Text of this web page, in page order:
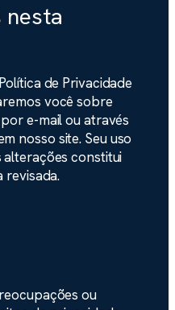
nesta
de Privacidade
você sobre
e-mail ou através
nosso site. Seu uso
constitui
revisada.
ou